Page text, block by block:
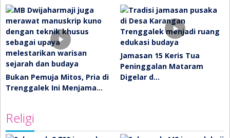
Bukan Pemuja Mitos, Pria di
Trenggalek Ini Menjama…
Jamasan 15 Keris Tua
Peninggalan Mataram
Digelar d…
Religi